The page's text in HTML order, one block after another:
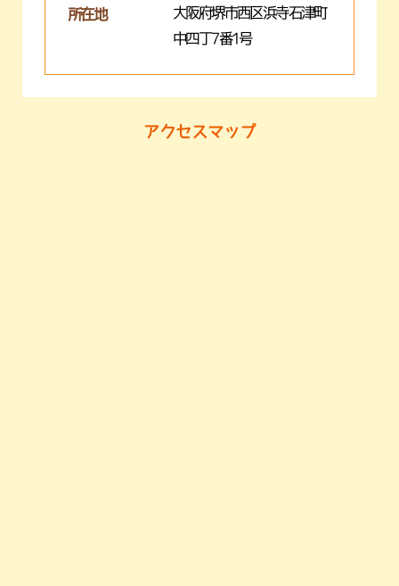
所在地
大阪府堺市西区浜寺石津町
中四丁7番1号
アクセスマップ